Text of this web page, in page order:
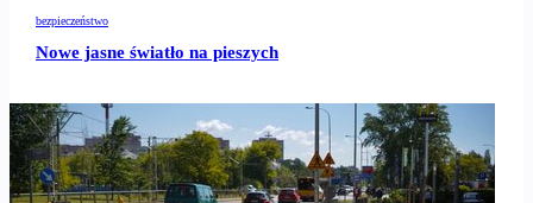
bezpieczeństwo
Nowe jasne światło na pieszych